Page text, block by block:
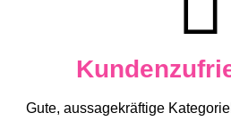
Gute, aussagekräftige